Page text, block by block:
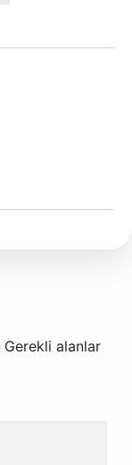
Gerekli alanlar